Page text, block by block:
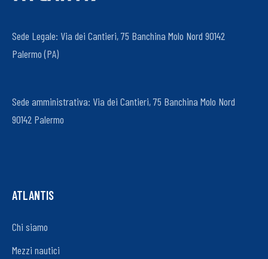
Sede Legale: Via dei Cantieri, 75 Banchina Molo Nord 90142
Palermo (PA)
Sede amministrativa: Via dei Cantieri, 75 Banchina Molo Nord
90142 Palermo
ATLANTIS
Chi siamo
Mezzi nautici